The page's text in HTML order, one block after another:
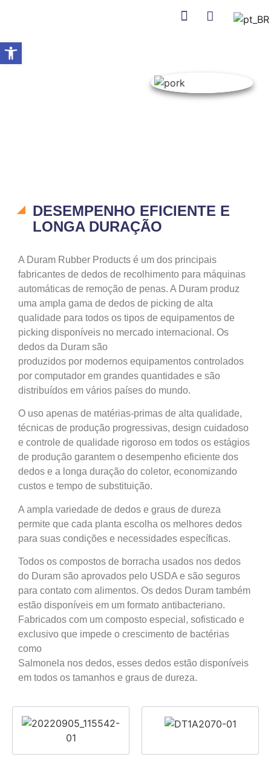
Abrir a barra de ferramentas
Início
DESEMPENHO EFICIENTE E
LONGA DURAÇÃO
A Duram Rubber Products é um dos principais
fabricantes de dedos de recolhimento para máquinas
automáticas de remoção de penas. A Duram produz
uma ampla gama de dedos de picking de alta
qualidade para todos os tipos de equipamentos de
picking disponíveis no mercado internacional. Os
dedos da Duram são
produzidos por modernos equipamentos controlados
por computador em grandes quantidades e são
distribuídos em vários países do mundo.
O uso apenas de matérias-primas de alta qualidade,
técnicas de produção progressivas, design cuidadoso
e controle de qualidade rigoroso em todos os estágios
de produção garantem o desempenho eficiente dos
dedos e a longa duração do coletor, economizando
custos e tempo de substituição.
A ampla variedade de dedos e graus de dureza
permite que cada planta escolha os melhores dedos
para suas condições e necessidades específicas.
Todos os compostos de borracha usados nos dedos
do Duram são aprovados pelo USDA e são seguros
para contato com alimentos. Os dedos Duram também
estão disponíveis em um formato antibacteriano.
Fabricados com um composto especial, sofisticado e
exclusivo que impede o crescimento de bactérias
como
Salmonela nos dedos, esses dedos estão disponíveis
em todos os tamanhos e graus de dureza.